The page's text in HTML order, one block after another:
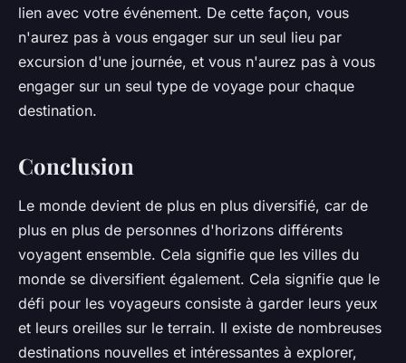
lien avec votre événement. De cette façon, vous
n'aurez pas à vous engager sur un seul lieu par
excursion d'une journée, et vous n'aurez pas à vous
engager sur un seul type de voyage pour chaque
destination.
Conclusion
Le monde devient de plus en plus diversifié, car de
plus en plus de personnes d'horizons différents
voyagent ensemble. Cela signifie que les villes du
monde se diversifient également. Cela signifie que le
défi pour les voyageurs consiste à garder leurs yeux
et leurs oreilles sur le terrain. Il existe de nombreuses
destinations nouvelles et intéressantes à explorer,